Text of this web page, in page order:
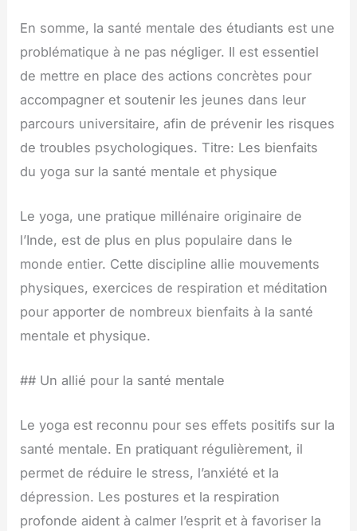
En somme, la santé mentale des étudiants est une
problématique à ne pas négliger. Il est essentiel
de mettre en place des actions concrètes pour
accompagner et soutenir les jeunes dans leur
parcours universitaire, afin de prévenir les risques
de troubles psychologiques. Titre: Les bienfaits
du yoga sur la santé mentale et physique
Le yoga, une pratique millénaire originaire de
l’Inde, est de plus en plus populaire dans le
monde entier. Cette discipline allie mouvements
physiques, exercices de respiration et méditation
pour apporter de nombreux bienfaits à la santé
mentale et physique.
## Un allié pour la santé mentale
Le yoga est reconnu pour ses effets positifs sur la
santé mentale. En pratiquant régulièrement, il
permet de réduire le stress, l’anxiété et la
dépression. Les postures et la respiration
profonde aident à calmer l’esprit et à favoriser la